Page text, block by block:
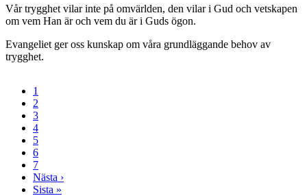
Vår trygghet vilar inte på omvärlden, den vilar i Gud och vetskapen
om vem Han är och vem du är i Guds ögon.
Evangeliet ger oss kunskap om våra grundläggande behov av
trygghet.
Pagination
Current
page
1
Page
2
Page
3
Page
4
Page
5
Page
6
Page
7
Next
page
Nästa ›
Last
Sista »